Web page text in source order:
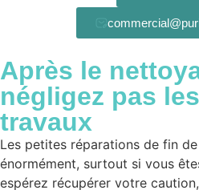
Après le
négligez pas les
travaux
Les petites réparations de fin
énormément, surtout si vous
espérez récupérer votre